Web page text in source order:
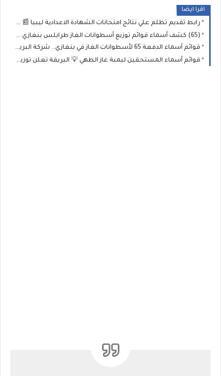
اقرا ايضا
رابط تقديم تظلم علي نتائج امتحانات الشهادة الاعدادية ليبيا 📰 موعد فتح باب تقديم الطعون على نتائج التاسع وطريقة الطعن علي الدرجات
(65) كشف أسماء قوائم توزيع أسطوانات الغاز طرابلس بنغازي الزاوية والجنوب الشرقي 📢 #البريقة رابط منظومة حجز أسطوانات الغاز شركة البريقة 2026
قوائم أسماء الدفعة 65 لأسطوانات الغاز في بنغازي.. شركة البريقة تدعو المستفيدين للاستلام خلال 10 أيام
قوائم أسماء المستحقين لبمبة غاز الطهي 💡 البريقة تعلن توزيع (الدفعة الثانية) من إسطوانات الغاز بمدينة جالو للمدرجين بـ 2026